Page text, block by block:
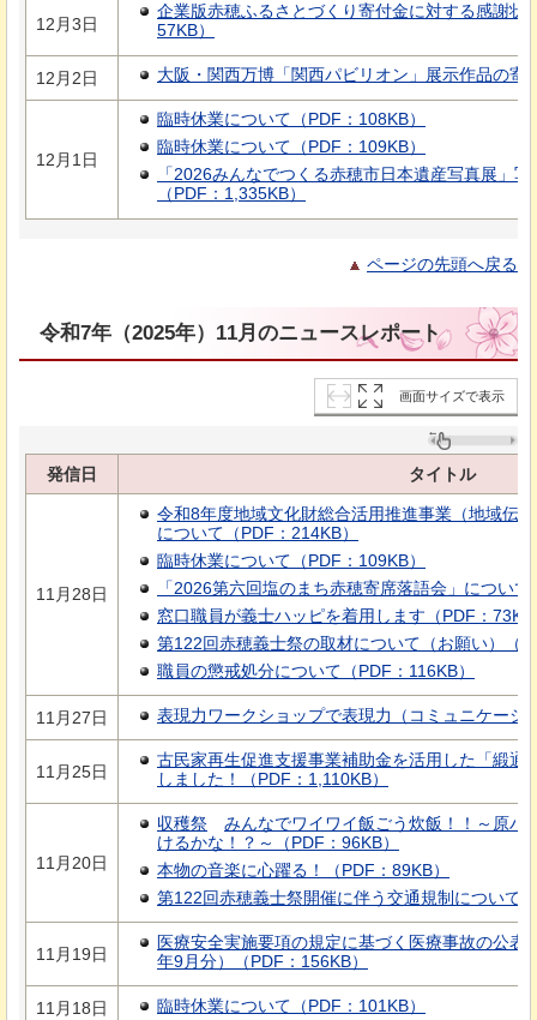
12月3日
企業版赤穂ふるさとづくり寄付金に対する感謝状
57KB）
12月2日 大阪・関西万博「関西パビリオン」展示作品の寄
12月1日
臨時休業について（PDF：108KB）
臨時休業について（PDF：109KB）
「2026みんなでつくる赤穂市日本遺産写真展」
（PDF：1,335KB）
ページの先頭へ戻る
令和7年（2025年）11月のニュースレポート
画面サイズで表示
発信日 タイトル
11月28日
令和8年度地域文化財総合活用推進事業（地域伝
について（PDF：214KB）
臨時休業について（PDF：109KB）
「2026第六回塩のまち赤穂寄席落語会」につい
窓口職員が義士ハッピを着用します（PDF：73KB
第122回赤穂義士祭の取材について（お願い）（
職員の懲戒処分について（PDF：116KB）
11月27日 表現力ワークショップで表現力（コミュニケーシ
11月25日
古民家再生促進支援事業補助金を活用した「緞通
しました！（PDF：1,110KB）
11月20日
収穫祭
みんなでワイワイ飯ごう炊飯！！～原ハ
けるかな！？～
（PDF：96KB）
本物の音楽に心躍る！（PDF：89KB）
第122回赤穂義士祭開催に伴う交通規制について
11月19日
医療安全実施要項の規定に基づく医療事故の公表
年9月分）（PDF：156KB）
11月18日 臨時休業について（PDF：101KB）